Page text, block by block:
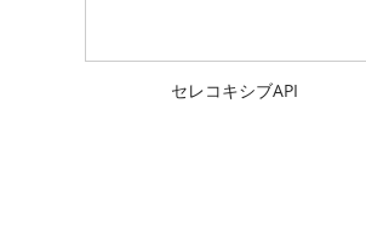
セレコキシブAPI